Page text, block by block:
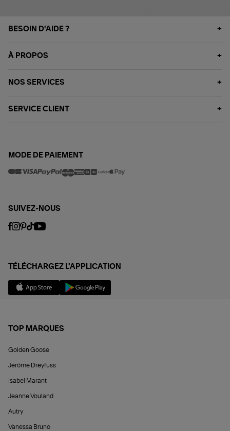
BESOIN D'AIDE ?
À PROPOS
NOS SERVICES
SERVICE CLIENT
MODE DE PAIEMENT
SUIVEZ-NOUS
TÉLÉCHARGEZ L'APPLICATION
TOP MARQUES
Golden Goose
Jérôme Dreyfuss
Isabel Marant
Jeanne Vouland
Autry
Vanessa Bruno